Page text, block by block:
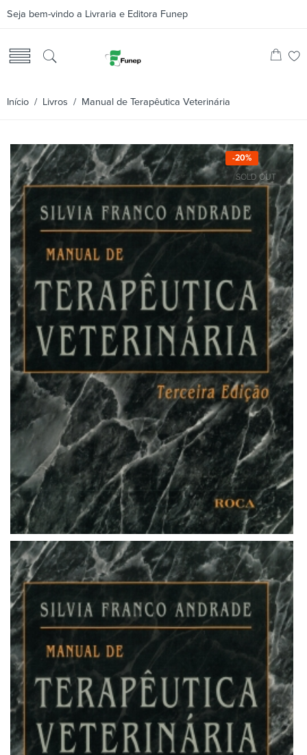
Seja bem-vindo a Livraria e Editora Funep
Início / Livros / Manual de Terapêutica Veterinária
-20%
SOLD OUT